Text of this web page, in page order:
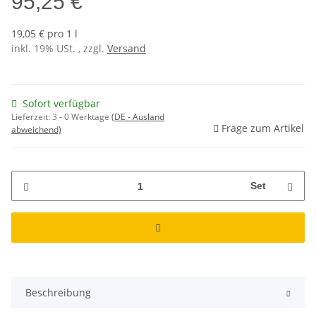
19,05 € pro 1 l
inkl. 19% USt. , zzgl. Versand
Sofort verfügbar
Lieferzeit:3 - 0 Werktage (DE - Ausland
abweichend)
Frage zum Artikel
Set
Beschreibung